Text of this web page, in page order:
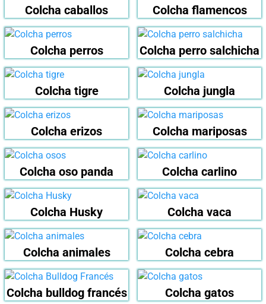
Colcha caballos Colcha flamencos
Colcha perros Colcha perro salchicha
Colcha tigre Colcha jungla
Colcha erizos Colcha mariposas
Colcha oso panda Colcha carlino
Colcha Husky Colcha vaca
Colcha animales Colcha cebra
Colcha bulldog francés Colcha gatos